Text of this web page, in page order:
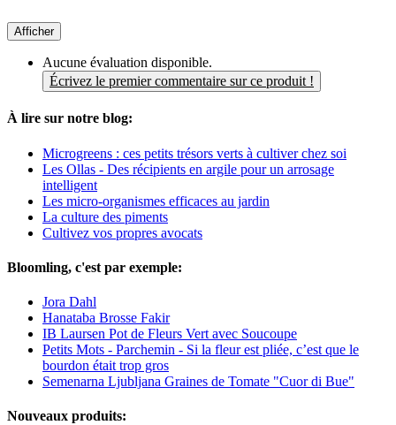
Afficher
Aucune évaluation disponible.
Écrivez le premier commentaire sur ce produit !
À lire sur notre blog:
Microgreens : ces petits trésors verts à cultiver chez soi
Les Ollas - Des récipients en argile pour un arrosage
intelligent
Les micro-organismes efficaces au jardin
La culture des piments
Cultivez vos propres avocats
Bloomling, c'est par exemple:
Jora Dahl
Hanataba Brosse Fakir
IB Laursen Pot de Fleurs Vert avec Soucoupe
Petits Mots - Parchemin - Si la fleur est pliée, c’est que le
bourdon était trop gros
Semenarna Ljubljana Graines de Tomate "Cuor di Bue"
Nouveaux produits: